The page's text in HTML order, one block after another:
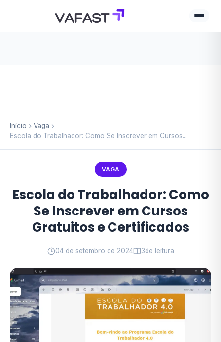
Início
Vaga
Escola do Trabalhador: Como Se Inscrever em Cursos...
VAGA
Escola do Trabalhador: Como
Se Inscrever em Cursos
Gratuitos e Certificados
04 de setembro de 2024 3de leitura